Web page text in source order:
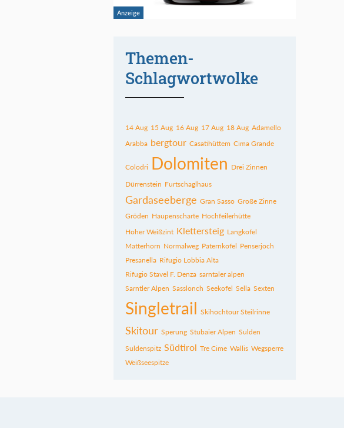
Themen-
Schlagwortwolke
14 Aug 15 Aug 16 Aug 17 Aug 18 Aug Adamello
Arabba bergtour Casatihüttem Cima Grande
Colodri Dolomiten Drei Zinnen
Dürrenstein Furtschaglhaus
Gardaseeberge Gran Sasso Große Zinne
Gröden Haupenscharte Hochfeilerhütte
Hoher Weißzint Klettersteig Langkofel
Matterhorn Normalweg Paternkofel Penserjoch
Presanella Rifugio Lobbia Alta
Rifugio Stavel F. Denza sarntaler alpen
Sarntler Alpen Sasslonch Seekofel Sella Sexten
Singletrail Skihochtour Steilrinne
Skitour Sperung Stubaier Alpen Sulden
Suldenspitz Südtirol Tre Cime Wallis Wegsperre
Weißseespitze